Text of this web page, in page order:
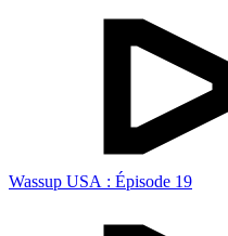
Wassup USA : Épisode 19